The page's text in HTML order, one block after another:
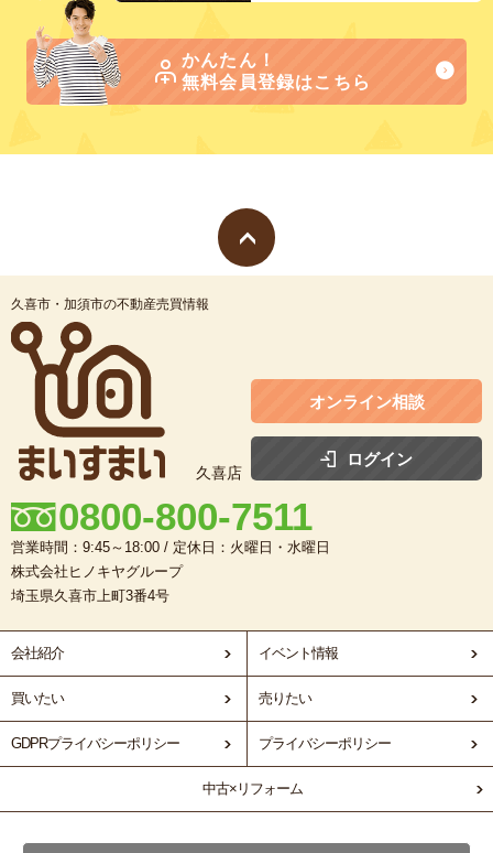
かんたん！
無料会員登録はこちら
久喜市・加須市の不動産売買情報
久喜店
オンライン相談
ログイン
0800-800-7511
営業時間：9:45～18:00 / 定休日：火曜日・水曜日
株式会社ヒノキヤグループ
埼玉県久喜市上町3番4号
会社紹介 イベント情報
買いたい 売りたい
GDPRプライバシーポリシー プライバシーポリシー
中古×リフォーム